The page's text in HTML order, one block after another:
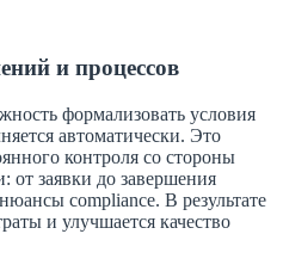
и процессов
формализовать условия
автоматически. Это
контроля со стороны
от заявки до завершения
compliance. В результате
и улучшается качество